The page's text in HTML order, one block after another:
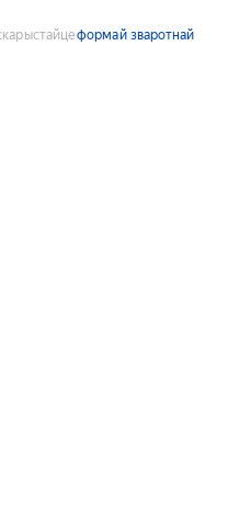
формай зваротнай